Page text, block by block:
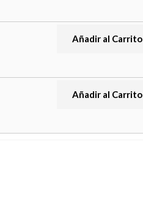
Añadir al Carrito
Añadir al Carrito